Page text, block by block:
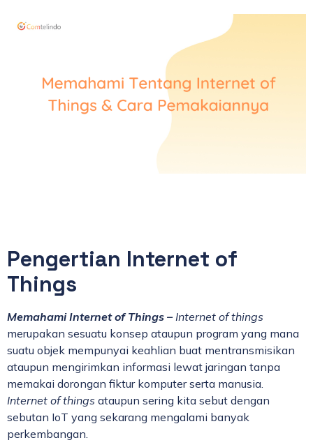
Pengertian Internet of
Things
Memahami Internet of Things –Internet of things
merupakan sesuatu konsep ataupun program yang mana
suatu objek mempunyai keahlian buat mentransmisikan
ataupun mengirimkan informasi lewat jaringan tanpa
memakai dorongan fiktur komputer serta manusia.
Internet of things ataupun sering kita sebut dengan
sebutan IoT yang sekarang mengalami banyak
perkembangan.